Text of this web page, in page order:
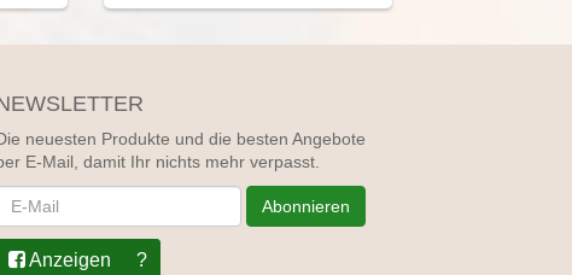
neuesten Produkte und die besten Angebote
E-Mail, damit Ihr nichts mehr verpasst.
Newsletter Abonnieren
Anzeigen ?